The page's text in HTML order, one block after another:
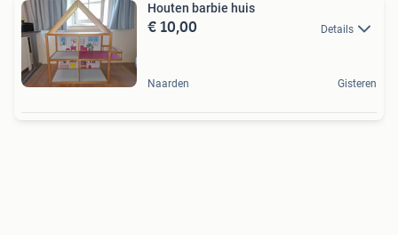
Houten barbie huis
€ 10,00 Details
Naarden Gisteren